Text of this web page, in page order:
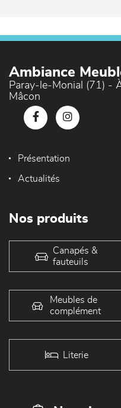
Ambiance
Paray-le-Monial (71) -
Mâcon
Présentation
Actualités
Nos produits
Canapés &
fauteuils
Meubles de
complément
Literie